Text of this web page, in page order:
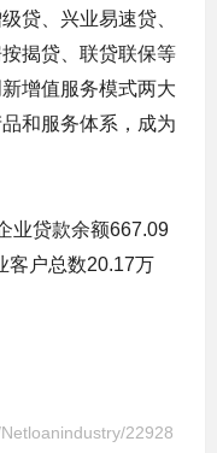
贷、兴业易速贷、
揭贷、联贷联保等
增值服务模式两大
和服务体系，成为
业贷款余额667.09
客户总数20.17万
22928